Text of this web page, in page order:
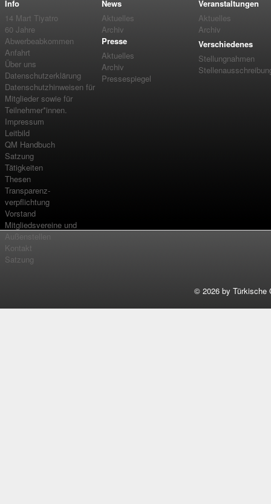
Info
14 Mart Tiyatro
60 Jahre
Abwerbeabkommen
Anfahrt
Über uns
Datenschutzerklärung
Datenschutzhinweisen für
Mitglieder sowie für
Teilnehmer*innen.
Impressum
Leitbild
QM Handbuch
Satzung
Tätigkeiten
Thesen
Transparenz-
verpflichtung
Vorstand
Mitgliedsvereine und
Außenstellen
Kontakt
Satzung
News
Aktuelles
Archiv
Presse
Aktuelles
Archiv
Pressespiegel
Veranstaltungen
Aktuelles
Archiv
Verschiedenes
Stellungnahmen
© 2026 by Türkische